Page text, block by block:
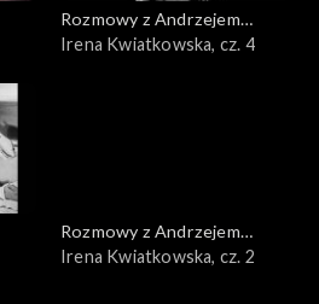
Rozmowy z Andrzejem
Doboszem
Irena Kwiatkowska, cz. 4
Rozmowy z Andrzejem
Doboszem
Irena Kwiatkowska, cz. 2